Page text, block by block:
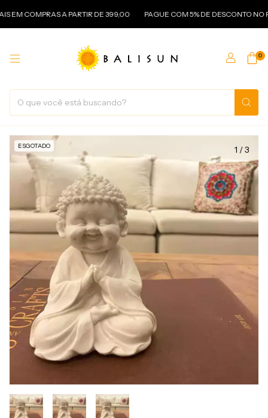
A PARTIR DE 399,00 PAGUE COM 5% DE DESCONTO NO PIX
0
ESGOTADO 1 /3